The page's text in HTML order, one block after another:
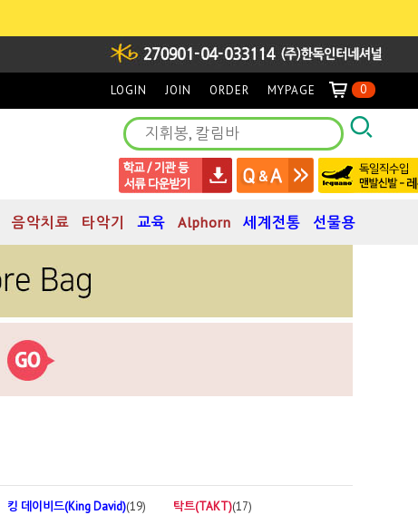
LOGIN JOIN ORDER MYPAGE 0
음악치료 타악기 교육 Alphorn 세계전통 선물용
킹 데이비드(King David)(19) 탁트(TAKT)(17)